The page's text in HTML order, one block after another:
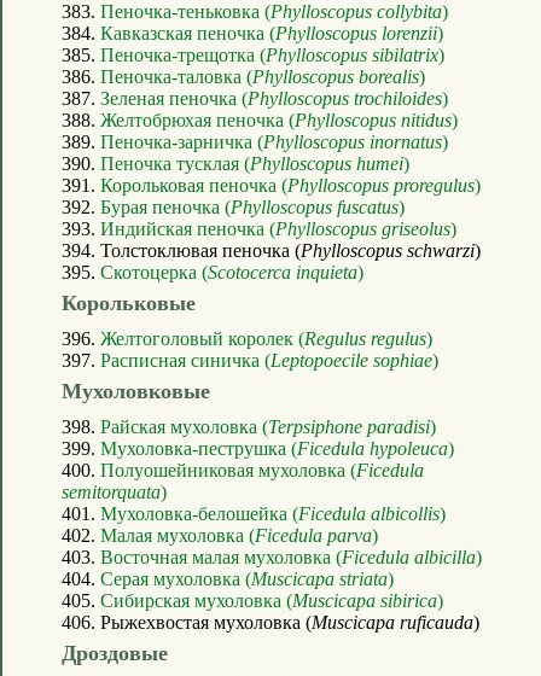
383. Пеночка-теньковка (Phylloscopus collybita)
384. Кавказская пеночка (Phylloscopus lorenzii)
385. Пеночка-трещотка (Phylloscopus sibilatrix)
386. Пеночка-таловка (Phylloscopus borealis)
387. Зеленая пеночка (Phylloscopus trochiloides)
388. Желтобрюхая пеночка (Phylloscopus nitidus)
389. Пеночка-зарничка (Phylloscopus inornatus)
390. Пеночка тусклая (Phylloscopus humei)
391. Корольковая пеночка (Phylloscopus proregulus)
392. Бурая пеночка (Phylloscopus fuscatus)
393. Индийская пеночка (Phylloscopus griseolus)
394. Толстоклювая пеночка (Phylloscopus schwarzi)
395. Скотоцерка (Scotocerca inquieta)
Корольковые
396. Желтоголовый королек (Regulus regulus)
397. Расписная синичка (Leptopoecile sophiae)
Мухоловковые
398. Райская мухоловка (Terpsiphone paradisi)
399. Мухоловка-пеструшка (Ficedula hypoleuca)
400. Полуошейниковая мухоловка (Ficedula
semitorquata)
401. Мухоловка-белошейка (Ficedula albicollis)
402. Малая мухоловка (Ficedula parva)
403. Восточная малая мухоловка (Ficedula albicilla)
404. Серая мухоловка (Muscicapa striata)
405. Сибирская мухоловка (Muscicapa sibirica)
406. Рыжехвостая мухоловка (Muscicapa ruficauda)
Дроздовые